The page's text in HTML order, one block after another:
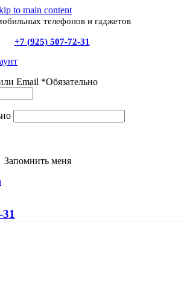
to main content
телефонов и гаджетов
+7 (925) 507-72-31
Email *Обязательно
Запомнить меня